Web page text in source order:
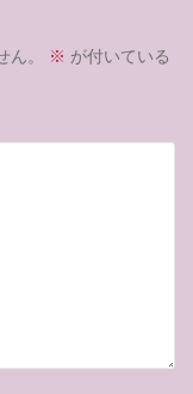
。
※ が付いている